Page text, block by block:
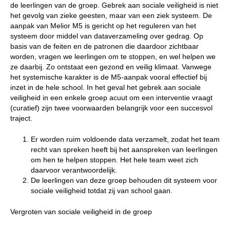
de leerlingen van de groep. Gebrek aan sociale veiligheid is niet
het gevolg van zieke geesten, maar van een ziek systeem. De
aanpak van Melior M5 is gericht op het reguleren van het
systeem door middel van dataverzameling over gedrag. Op
basis van de feiten en de patronen die daardoor zichtbaar
worden, vragen we leerlingen om te stoppen, en wel helpen we
ze daarbij. Zo ontstaat een gezond en veilig klimaat. Vanwege
het systemische karakter is de M5-aanpak vooral effectief bij
inzet in de hele school. In het geval het gebrek aan sociale
veiligheid in een enkele groep acuut om een interventie vraagt
(curatief) zijn twee voorwaarden belangrijk voor een succesvol
traject.
Er worden ruim voldoende data verzamelt, zodat het team
recht van spreken heeft bij het aanspreken van leerlingen
om hen te helpen stoppen. Het hele team weet zich
daarvoor verantwoordelijk.
De leerlingen van deze groep behouden dit systeem voor
sociale veiligheid totdat zij van school gaan.
Vergroten van sociale veiligheid in de groep